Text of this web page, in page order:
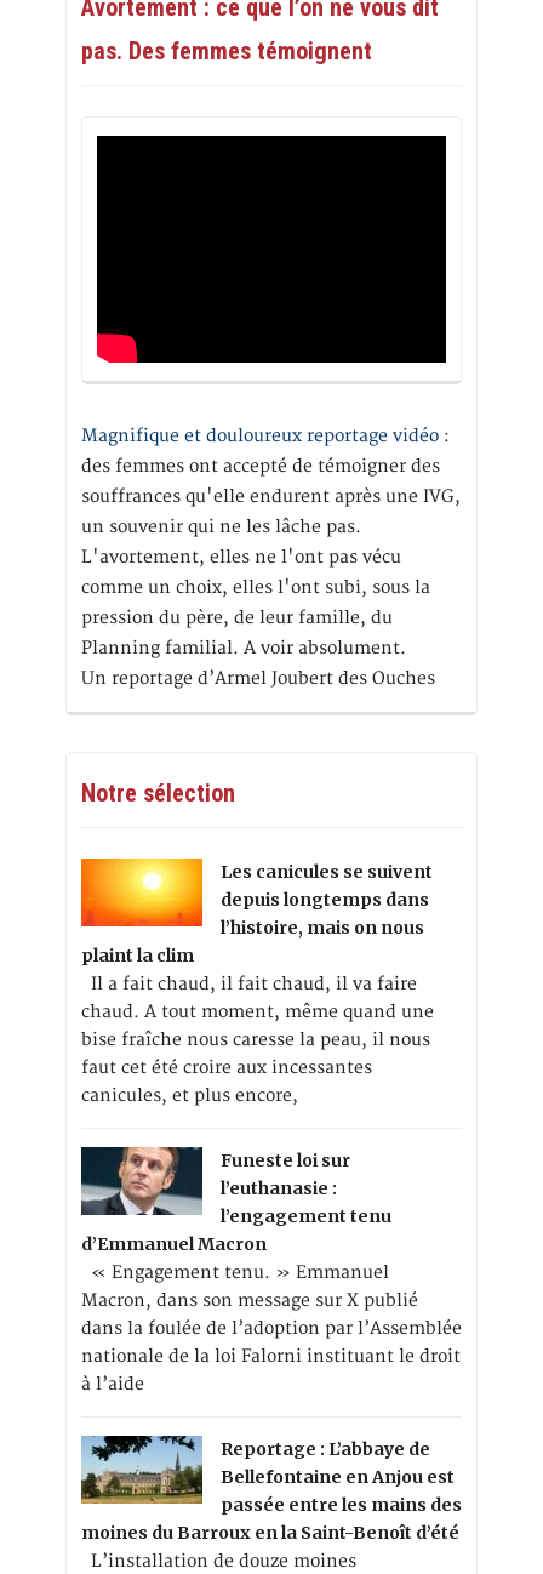
Avortement : ce que l’on ne vous dit
pas. Des femmes témoignent
Magnifique et douloureux reportage vidéo :
des femmes ont accepté de témoigner des
souffrances qu'elle endurent après une IVG,
un souvenir qui ne les lâche pas.
L'avortement, elles ne l'ont pas vécu
comme un choix, elles l'ont subi, sous la
pression du père, de leur famille, du
Planning familial. A voir absolument.
Un reportage d’Armel Joubert des Ouches
Notre sélection
Les canicules se suivent
depuis longtemps dans
l’histoire, mais on nous
plaint la clim
Il a fait chaud, il fait chaud, il va faire
chaud. A tout moment, même quand une
bise fraîche nous caresse la peau, il nous
faut cet été croire aux incessantes
canicules, et plus encore,
Funeste loi sur
l’euthanasie :
l’engagement tenu
d’Emmanuel Macron
« Engagement tenu. » Emmanuel
Macron, dans son message sur X publié
dans la foulée de l’adoption par l’Assemblée
nationale de la loi Falorni instituant le droit
à l’aide
Reportage : L’abbaye de
Bellefontaine en Anjou est
passée entre les mains des
moines du Barroux en la Saint-Benoît d’été
L’installation de douze moines